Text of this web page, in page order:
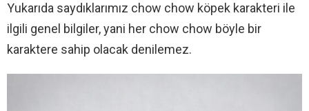
Yukarıda saydıklarımız chow chow köpek karakteri ile
ilgili genel bilgiler, yani her chow chow böyle bir
karaktere sahip olacak denilemez.